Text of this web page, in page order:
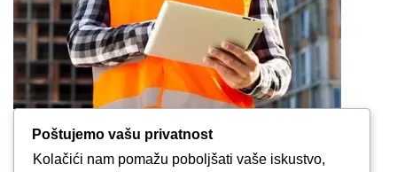
Poštujemo vašu privatnost
Kolačići nam pomažu poboljšati vaše iskustvo,